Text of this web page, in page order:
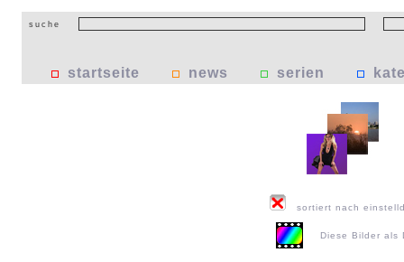
suche
startseite news serien
sortiert nach
Diese Bilder als